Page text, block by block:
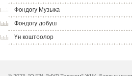
Фондогу Музыка
Фондогу добуш
Үн коштоолор